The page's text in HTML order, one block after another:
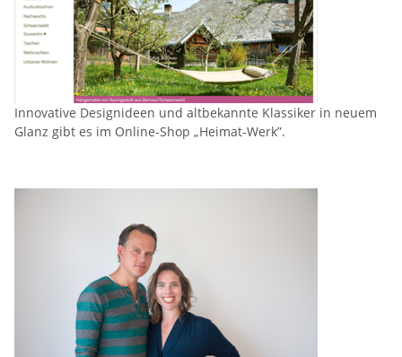
Innovative Designideen und altbekannte Klassiker in neuem
Glanz gibt es im Online-Shop „Heimat-Werk”.